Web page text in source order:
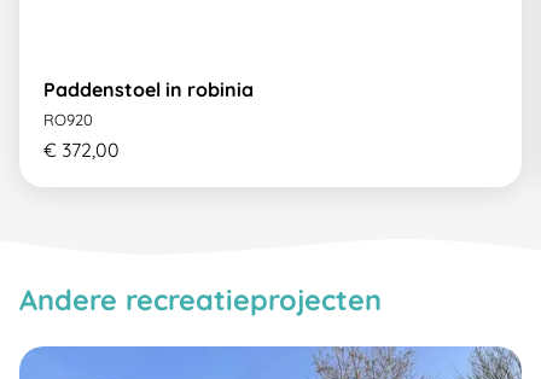
Paddenstoel in robinia
RO920
€ 372,00
Andere recreatieprojecten